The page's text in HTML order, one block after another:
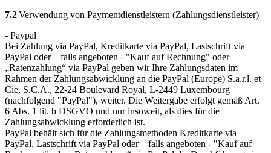
7.2Verwendung von Paymentdienstleistern (Zahlungsdienstleister)
- Paypal
Bei Zahlung via PayPal, Kreditkarte via PayPal, Lastschrift via
PayPal oder – falls angeboten - "Kauf auf Rechnung" oder
„Ratenzahlung“ via PayPal geben wir Ihre Zahlungsdaten im
Rahmen der Zahlungsabwicklung an die PayPal (Europe) S.a.r.l. et
Cie, S.C.A., 22-24 Boulevard Royal, L-2449 Luxembourg
(nachfolgend "PayPal"), weiter. Die Weitergabe erfolgt gemäß Art.
6 Abs. 1 lit. b DSGVO und nur insoweit, als dies für die
Zahlungsabwicklung erforderlich ist.
PayPal behält sich für die Zahlungsmethoden Kreditkarte via
PayPal, Lastschrift via PayPal oder – falls angeboten - "Kauf auf